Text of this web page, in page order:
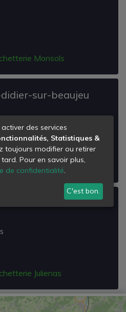
Monsols
sur-beaujeu
Saint-didier-sur-
Julienas
des services
Statistiques &
toujours modifier ou retirer
Pour en savoir plus,
de confidentialité.
C'est bon.